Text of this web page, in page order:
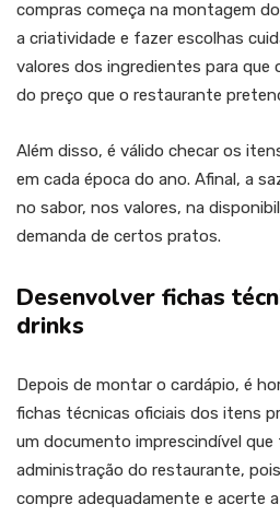
compras começa na montagem
a criatividade e fazer escolhas
valores dos ingredientes para
do preço que o restaurante
Além disso, é válido checar os
em cada época do ano. Afinal, a
no sabor, nos valores, na
demanda de certos pratos.
Desenvolver fichas
drinks
Depois de montar o cardápio, é
fichas técnicas oficiais dos itens
um documento imprescindível que
administração do restaurante,
compre adequadamente e acerte